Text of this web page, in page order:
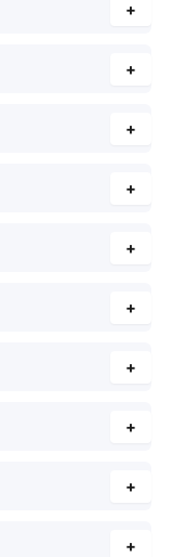
+
+
+
+
+
+
+
+
+
+